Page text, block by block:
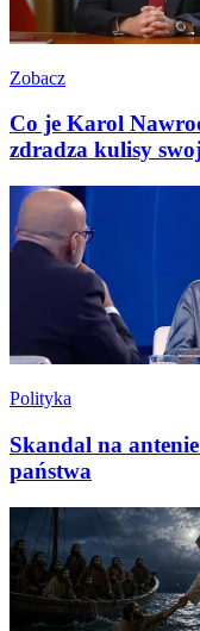
Zobacz
Co je Karol
zdradza kulisy
Polityka
Skandal na
państwa